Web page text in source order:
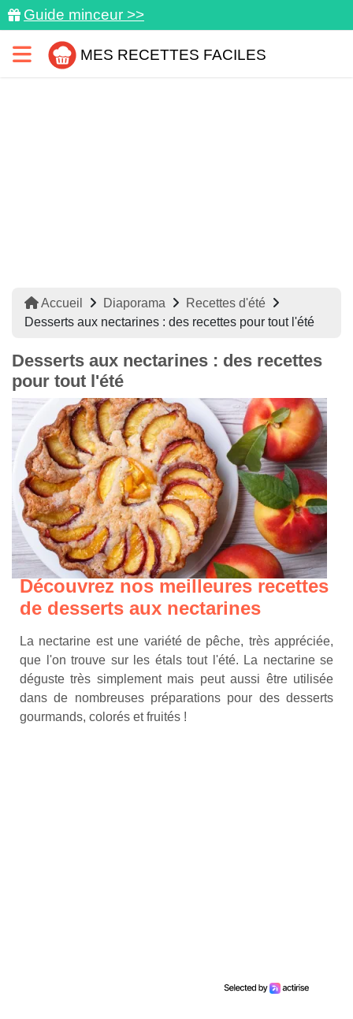
Guide minceur >>
MES RECETTES FACILES
Accueil Diaporama
Recettes d'été
Desserts aux nectarines : des recettes pour tout l'été
Desserts aux nectarines : des recettes
pour tout l'été
Découvrez nos meilleures recettes
de desserts aux nectarines
La nectarine est une variété de pêche, très appréciée,
que l'on trouve sur les étals tout l'été. La nectarine se
déguste très simplement mais peut aussi être utilisée
dans de nombreuses préparations pour des desserts
gourmands, colorés et fruités !